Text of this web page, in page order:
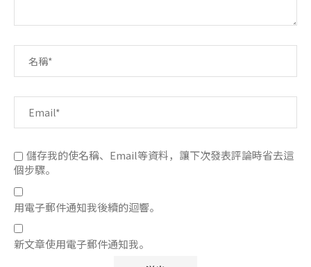
儲存我的使名稱、Email等資料，讓下次發表評論時省去這
個步驟。
用電子郵件通知我後續的迴響。
新文章使用電子郵件通知我。